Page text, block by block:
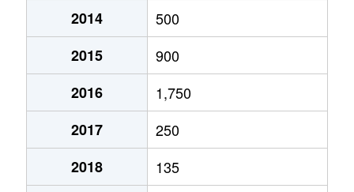
2014
500
2015
900
2016
1,750
2017
250
2018
135